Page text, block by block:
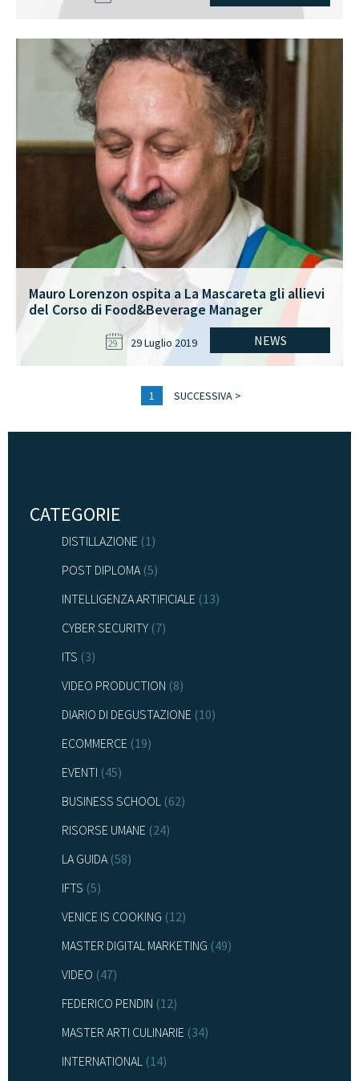
Mauro Lorenzon ospita a La Mascareta gli allievi
del Corso di Food&Beverage Manager
NEWS
29 29 Luglio 2019
1 SUCCESSIVA >
CATEGORIE
DISTILLAZIONE (1)
POST DIPLOMA(5)
INTELLIGENZA ARTIFICIALE (13)
CYBER SECURITY (7)
ITS (3)
VIDEO PRODUCTION (8)
DIARIO DI DEGUSTAZIONE (10)
ECOMMERCE (19)
EVENTI (45)
BUSINESS SCHOOL (62)
RISORSE UMANE (24)
LA GUIDA(58)
IFTS (5)
VENICE IS COOKING (12)
MASTER DIGITAL MARKETING (49)
VIDEO (47)
FEDERICO PENDIN (12)
MASTER ARTI CULINARIE (34)
INTERNATIONAL (14)